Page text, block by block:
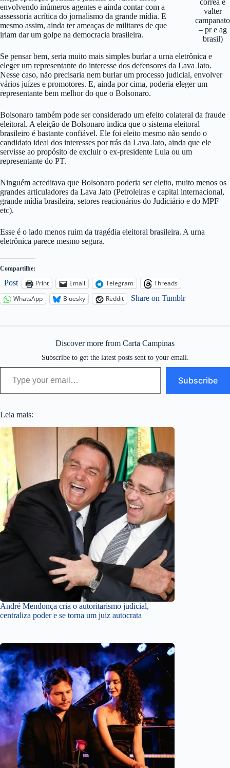
valter
campanato
– pr e ag
brasil)
envolvendo inúmeros agentes e ainda contar com a
assessoria acrítica do jornalismo da grande mídia. E
mesmo assim, ainda ter ameaças de militares de que
iriam dar um golpe na democracia brasileira.
Se pensar bem, seria muito mais simples burlar a urna eletrônica e
eleger um representante do interesse dos defensores da Lava Jato.
Nesse caso, não precisaria nem burlar um processo judicial, envolver
vários juízes e promotores. E, ainda por cima, poderia eleger um
representante bem melhor do que o Bolsonaro.
Bolsonaro também pode ser considerado um efeito colateral da fraude
eleitoral. A eleição de Bolsonaro indica que o sistema eleitoral
brasileiro é bastante confiável. Ele foi eleito mesmo não sendo o
candidato ideal dos interesses por trás da Lava Jato, ainda que ele
servisse ao propósito de excluir o ex-presidente Lula ou um
representante do PT.
Ninguém acreditava que Bolsonaro poderia ser eleito, muito menos os
grandes articuladores da Lava Jato (Petroleiras e capital internacional,
grande mídia brasileira, setores reacionários do Judiciário e do MPF
etc).
Esse é o lado menos ruim da tragédia eleitoral brasileira. A urna
eletrônica parece mesmo segura.
Compartilhe:
Post Print Email Telegram
Threads
WhatsApp
Bluesky Reddit Share on Tumblr
Discover more from Carta Campinas
Subscribe to get the latest posts sent to your email.
Type your email…
Subscribe
Leia mais:
André Mendonça cria o autoritarismo judicial,
centraliza poder e se torna um juiz autocrata